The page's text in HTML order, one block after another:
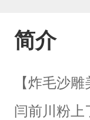
简介
【炸毛沙
闫前川粉上